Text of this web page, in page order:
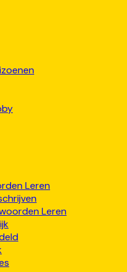
Leren
Leren